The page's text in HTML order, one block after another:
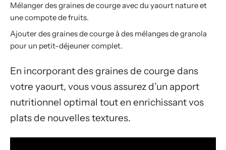
Mélanger des graines de courge avec du yaourt nature et
une compote de fruits.
Ajouter des graines de courge à des mélanges de granola
pour un petit-déjeuner complet.
En incorporant des graines de courge dans
votre yaourt, vous vous assurez d’un apport
nutritionnel optimal tout en enrichissant vos
plats de nouvelles textures.